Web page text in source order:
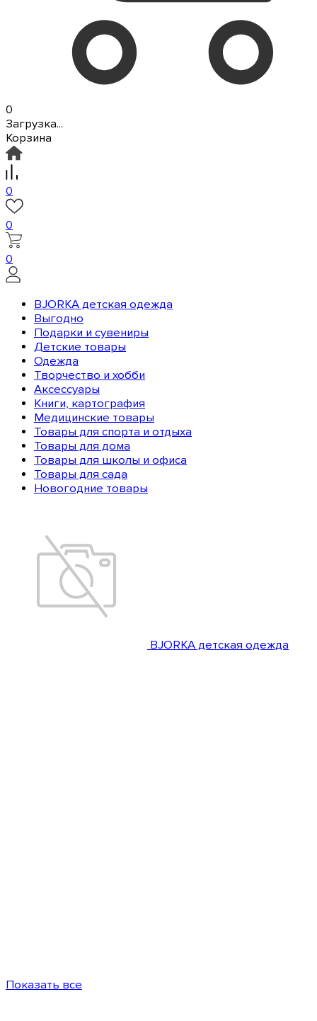
0
Загрузка...
Корзина
0
0
0
BJORKA детская одежда
Выгодно
Подарки и сувениры
Детские товары
Одежда
Творчество и хобби
Аксессуары
Книги, картография
Медицинские товары
Товары для спорта и отдыха
Товары для дома
Товары для школы и офиса
Товары для сада
Новогодние товары
BJORKA детская одежда
Показать все